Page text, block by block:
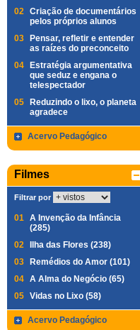
02 Criação de documentários
pelos próprios alunos
03
Pensar, refletir e entender
as raízes do preconceito
04
Estratégia argumentativa
que seduz e engana o
telespectador
05
Reduzindo o lixo, o planeta
agradece
Acervo Pedagógico
Filmes
Filtrar por
01 A Invenção da Infância
(285)
02
Ilha das Flores (238)
03
Remédios do Amor (101)
04 A Alma do Negócio (65)
05 Vidas no Lixo (58)
Acervo Pedagógico